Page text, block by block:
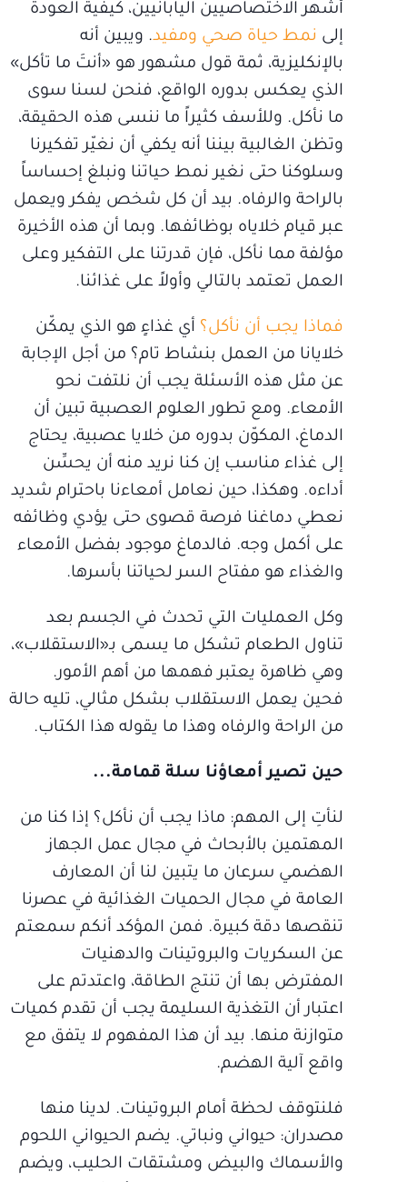
أشهر الاختصاصيين اليابانيين، كيفية العودة
إلى نمط حياة صحي ومفيد. ويبين أنه
بالإنكليزية، ثمة قول مشهور هو «أنتَ ما تأكل»
الذي يعكس بدوره الواقع، فنحن لسنا سوى
ما نأكل. وللأسف كثيراً ما ننسى هذه الحقيقة،
وتظن الغالبية بيننا أنه يكفي أن نغيّر تفكيرنا
وسلوكنا حتى نغير نمط حياتنا ونبلغ إحساساً
بالراحة والرفاه. بيد أن كل شخص يفكر ويعمل
عبر قيام خلاياه بوظائفها. وبما أن هذه الأخيرة
مؤلفة مما نأكل، فإن قدرتنا على التفكير وعلى
العمل تعتمد بالتالي وأولاً على غذائنا.
فماذا يجب أن نأكل؟ أي غذاءٍ هو الذي يمكّن
خلايانا من العمل بنشاط تام؟ من أجل الإجابة
عن مثل هذه الأسئلة يجب أن نلتفت نحو
الأمعاء. ومع تطور العلوم العصبية تبين أن
الدماغ، المكوّن بدوره من خلايا عصبية، يحتاج
إلى غذاء مناسب إن كنا نريد منه أن يحسِّن
أداءه. وهكذا، حين نعامل أمعاءنا باحترام شديد
نعطي دماغنا فرصة قصوى حتى يؤدي وظائفه
على أكمل وجه. فالدماغ موجود بفضل الأمعاء
والغذاء هو مفتاح السر لحياتنا بأسرها.
وكل العمليات التي تحدث في الجسم بعد
تناول الطعام تشكل ما يسمى بـ«الاستقلاب»،
وهي ظاهرة يعتبر فهمها من أهم الأمور.
فحين يعمل الاستقلاب بشكل مثالي، تليه حالة
من الراحة والرفاه وهذا ما يقوله هذا الكتاب.
حين تصير أمعاؤنا سلة قمامة...
لنأتِ إلى المهم: ماذا يجب أن نأكل؟ إذا كنا من
المهتمين بالأبحاث في مجال عمل الجهاز
الهضمي سرعان ما يتبين لنا أن المعارف
العامة في مجال الحميات الغذائية في عصرنا
تنقصها دقة كبيرة. فمن المؤكد أنكم سمعتم
عن السكريات والبروتينات والدهنيات
المفترض بها أن تنتج الطاقة، واعتدتم على
اعتبار أن التغذية السليمة يجب أن تقدم كميات
متوازنة منها. بيد أن هذا المفهوم لا يتفق مع
واقع آلية الهضم.
فلنتوقف لحظة أمام البروتينات. لدينا منها
مصدران: حيواني ونباتي. يضم الحيواني اللحوم
والأسماك والبيض ومشتقات الحليب، ويضم